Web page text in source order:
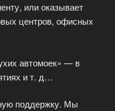
или оказывает
центров, офисных
автомоек» — в
и т. д…
поддержку. Мы